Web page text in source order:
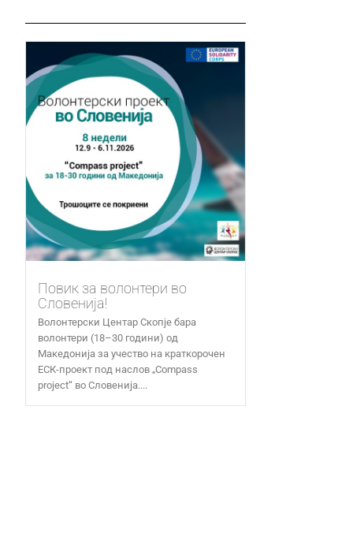
Повик за волонтери во
Словенија!
Волонтерски Центар Скопје бара
волонтери (18–30 години) од
Македонија за учество на краткорочен
ЕСК-проект под наслов „Compass
project“ во Словенија....